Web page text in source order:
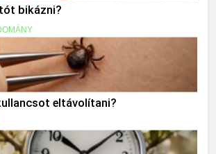
bikázni?
eltávolítani?